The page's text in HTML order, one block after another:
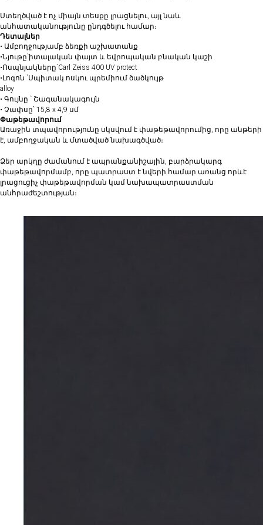
Ստեղծված է ոչ միայն տեսքը լրացնելու, այլ նաև
անհատականությունը ընդգծելու համար։
Դետալներ
• Ամբողջությամբ ձեռքի աշխատանք
•Նյութը`իտալական փայտ և եվրոպական բնական կաշի
•Ոսպնյակները`Carl Zeiss 400 UV protect
•Լոգոն `Սպիտակ ոսկու պրեմիում ծածկույթ
alloy
• ⁠Գույնը ` Շագանակագույն
• Չափսը՝ 15,8 x 4,9 սմ
Փաթեթավորում
Առաջին տպավորությունը սկսվում է փաթեթավորումից, որը անթերի
է, ամբողջական և մտածված նախագծված։
Ձեր արկղը ժամանում է ապրանքանիշային, բարձրակարգ
փաթեթավորմամբ, որը պատրաստ է նվերի համար առանց որևէ
լրացուցիչ փաթեթավորման կամ նախապատրաստման
անհրաժեշտության։